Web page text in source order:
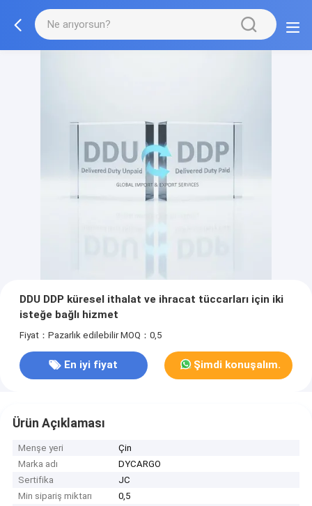
DDU DDP küresel ithalat ve ihracat tüccarları için iki
isteğe bağlı hizmet
Fiyat：Pazarlık edilebilir MOQ：0,5
En iyi fiyat Şimdi konuşalım.
Ürün Açıklaması
Menşe yeri
Çin
Marka adı
DYCARGO
Sertifika
JC
Min sipariş miktarı
0,5